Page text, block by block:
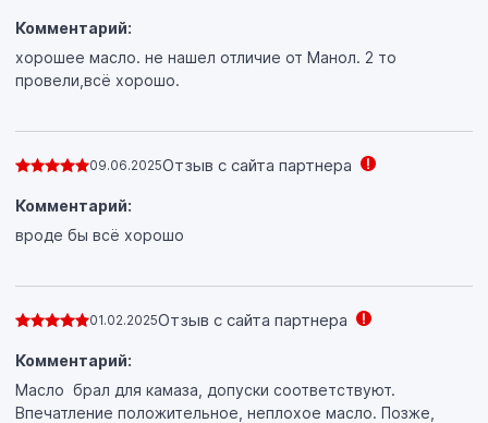
Комментарий:
хорошее масло. не нашел отличие от Манол. 2 то
провели,всё хорошо.
09.06.2025Отзыв с сайта партнера
Комментарий:
вроде бы всё хорошо
01.02.2025Отзыв с сайта партнера
Комментарий:
Масло брал для камаза, допуски соответствуют.
Впечатление положительное, неплохое масло. Позже,